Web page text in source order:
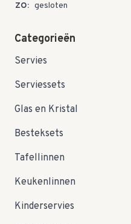
ZO: gesloten
Categorieën
Servies
Serviessets
Glas en Kristal
Besteksets
Tafellinnen
Keukenlinnen
Kinderservies